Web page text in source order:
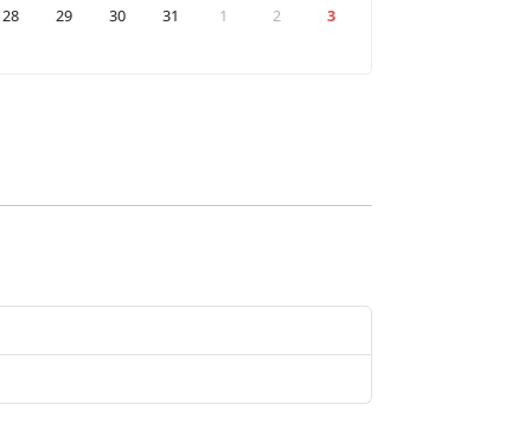
28
29 30 31 1 2 3